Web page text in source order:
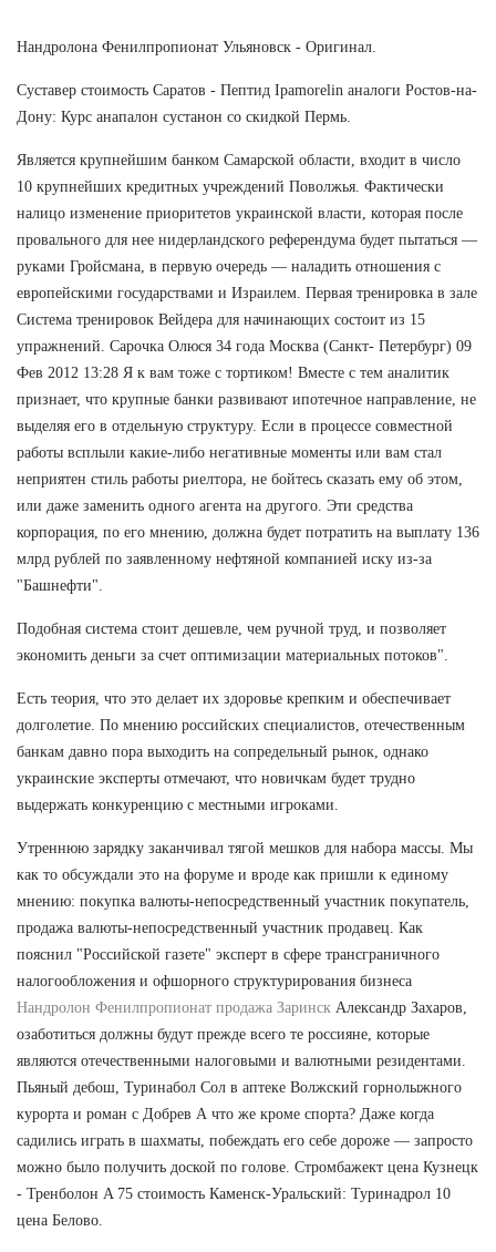
Нандролона Фенилпропионат Ульяновск - Оригинал.
Суставер стоимость Саратов - Пептид Ipamorelin аналоги Ростов-на-
Дону: Курс анапалон сустанон со скидкой Пермь.
Является крупнейшим банком Самарской области, входит в число
10 крупнейших кредитных учреждений Поволжья. Фактически
налицо изменение приоритетов украинской власти, которая после
провального для нее нидерландского референдума будет пытаться —
руками Гройсмана, в первую очередь — наладить отношения с
европейскими государствами и Израилем. Первая тренировка в зале
Система тренировок Вейдера для начинающих состоит из 15
упражнений. Сарочка Олюся 34 года Москва (Санкт- Петербург) 09
Фев 2012 13:28 Я к вам тоже с тортиком! Вместе с тем аналитик
признает, что крупные банки развивают ипотечное направление, не
выделяя его в отдельную структуру. Если в процессе совместной
работы всплыли какие-либо негативные моменты или вам стал
неприятен стиль работы риелтора, не бойтесь сказать ему об этом,
или даже заменить одного агента на другого. Эти средства
корпорация, по его мнению, должна будет потратить на выплату 136
млрд рублей по заявленному нефтяной компанией иску из-за
"Башнефти".
Подобная система стоит дешевле, чем ручной труд, и позволяет
экономить деньги за счет оптимизации материальных потоков".
Есть теория, что это делает их здоровье крепким и обеспечивает
долголетие. По мнению российских специалистов, отечественным
банкам давно пора выходить на сопредельный рынок, однако
украинские эксперты отмечают, что новичкам будет трудно
выдержать конкуренцию с местными игроками.
Утреннюю зарядку заканчивал тягой мешков для набора массы. Мы
как то обсуждали это на форуме и вроде как пришли к единому
мнению: покупка валюты-непосредственный участник покупатель,
продажа валюты-непосредственный участник продавец. Как
пояснил "Российской газете" эксперт в сфере трансграничного
налогообложения и офшорного структурирования бизнеса
Нандролон Фенилпропионат продажа Заринск Александр Захаров,
озаботиться должны будут прежде всего те россияне, которые
являются отечественными налоговыми и валютными резидентами.
Пьяный дебош, Туринабол Сол в аптеке Волжский горнолыжного
курорта и роман с Добрев А что же кроме спорта? Даже когда
садились играть в шахматы, побеждать его себе дороже — запросто
можно было получить доской по голове. Стромбажект цена Кузнецк
- Тренболон A 75 стоимость Каменск-Уральский: Туринадрол 10
цена Белово.